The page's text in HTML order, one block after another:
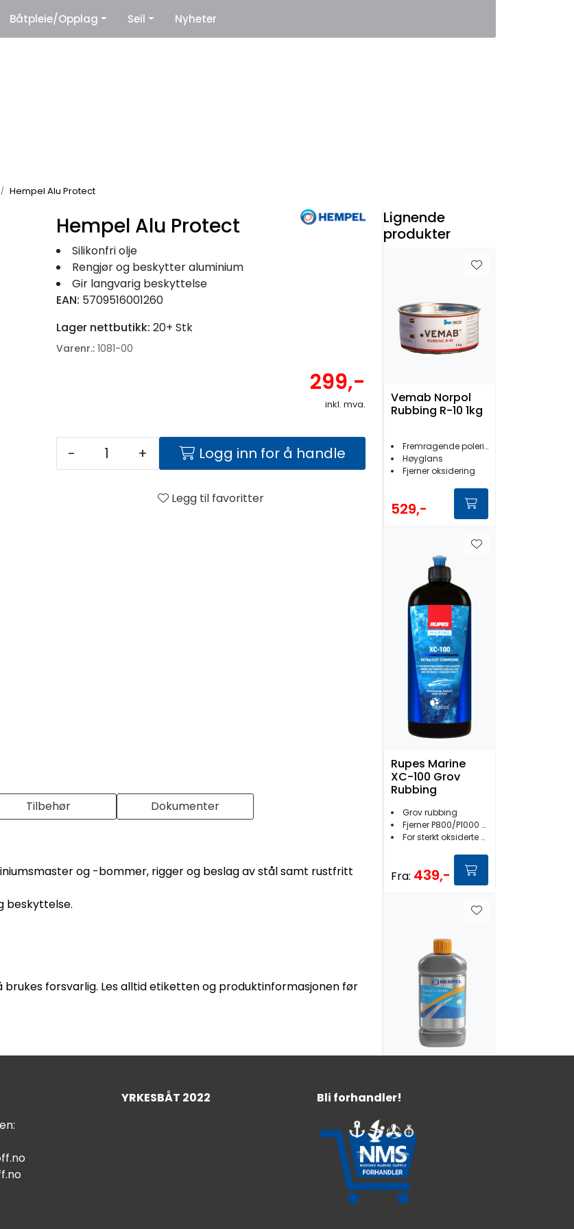
Leverandører
Båtpleie/Opplag Seil Nyheter
Hempel Alu Protect
Tilbehør Dokumenter
og -bommer, rigger og beslag av stål samt rustfritt
beskyttelse.
forsvarlig. Les alltid etiketten og produktinformasjonen før
Hempel Alu Protect
Silikonfri olje
Rengjør og beskytter aluminium
Gir langvarig beskyttelse
EAN: 5709516001260
Lager nettbutikk: 20+ Stk
Varenr.: 1081-00
299,-
inkl. mva.
- + Logg inn for å handle
Legg til favoritter
Lignende
produkter
Vemab Norpol
Rubbing R-10 1kg
Fremragende poleringseffekt
Høyglans
Fjerner oksidering
529,-
Rupes Marine
XC-100 Grov
Rubbing
Grov rubbing
Fjerner P800/P1000 slipemerker
For sterkt oksiderte overflater
Fra: 439,-
Marine Polish
Renser/polerer/beskytter
Fornyer glans
Fjerner oksidering
339,-
YRKESBÅT 2022 Bli forhandler!